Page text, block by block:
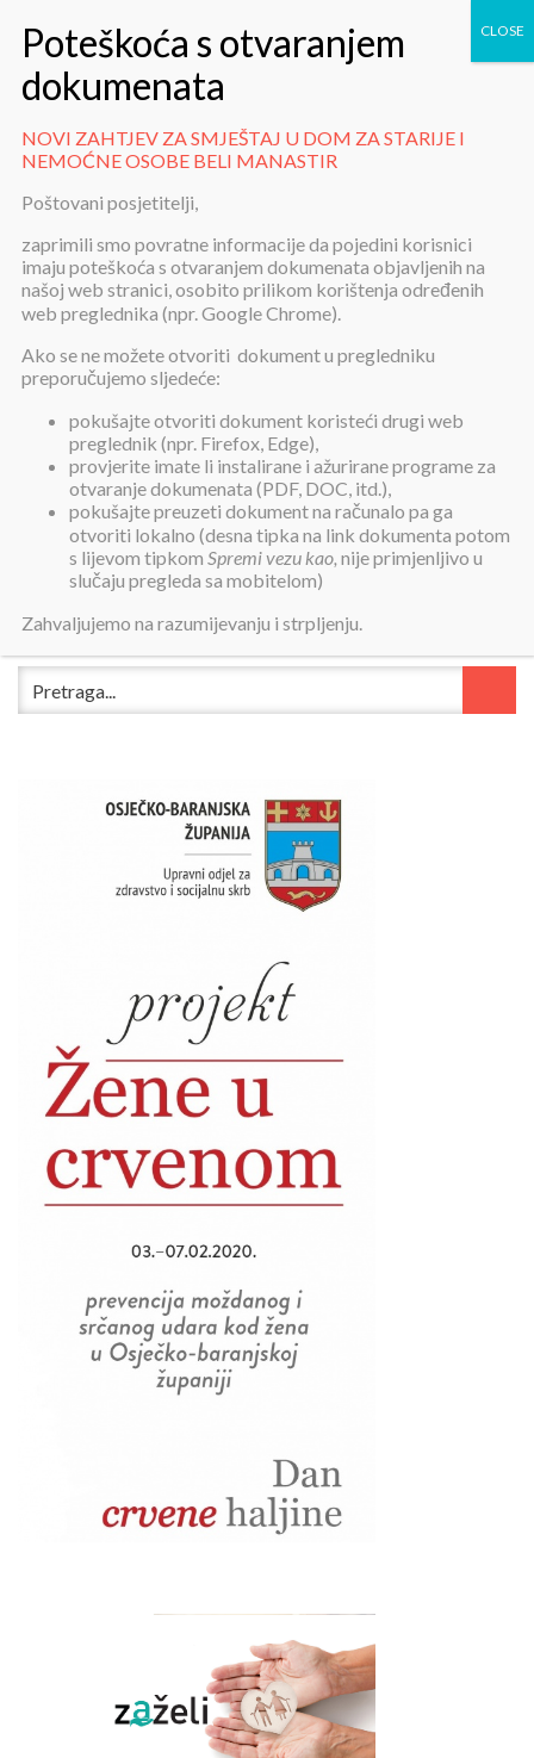
NOVI ZAHTJEV ZA SMJEŠTAJ U
DOM ZA STARIJE I NEMOĆNE
OSOBE BELI MANASTIR
NOVI ZAHTJEV ZA SMJEŠTAJ U
DOM ZA STARIJE I NEMOĆNE
OSOBE BELI MANASTIR
NOVI ZAHTJEV ZA SMJEŠTAJ U DOM ZA STARIJE I NEMOĆNE
OSOBE BELI MANASTIR
NOVI ZAHTJEV ZA SMJEŠTAJ U DOM ZA STARIJE I
NEMOĆNE OSOBE BELI MANASTIR
Poštovani posjetitelji,
zaprimili smo povratne informacije da pojedini korisnici
imaju poteškoća s otvaranjem dokumenata objavljenih na
našoj web stranici, osobito prilikom korištenja određenih
web preglednika (npr. Google Chrome).
Ako se ne možete otvoriti dokument u pregledniku
preporučujemo sljedeće:
pokušajte otvoriti dokument koristeći drugi web
preglednik (npr. Firefox, Edge),
provjerite imate li instalirane i ažurirane programe za
otvaranje dokumenata (PDF, DOC, itd.),
pokušajte preuzeti dokument na računalo pa ga
otvoriti lokalno (desna tipka na link dokumenta potom
s lijevom tipkom Spremi vezu kao, nije primjenljivo u
slučaju pregleda sa mobitelom)
Zahvaljujemo na razumijevanju i strpljenju.